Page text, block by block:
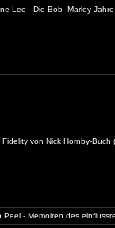
Lee - Die Bob- Marley-
Fidelity von Nick Hornby-Buch
Peel - Memoiren des